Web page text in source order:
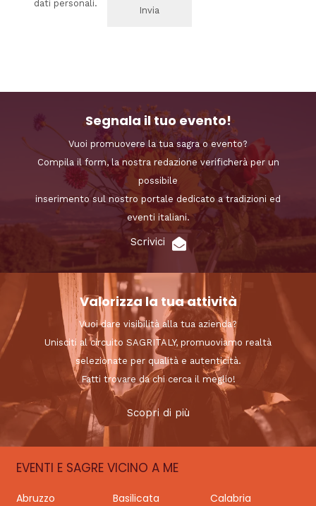
dati personali.
Segnala il tuo evento!
Vuoi promuovere la tua sagra o evento?
Compila il form, la nostra redazione verificherà per un
possibile
inserimento sul nostro portale dedicato a tradizioni ed
eventi italiani.
Scrivici
Valorizza la tua attività
Vuoi dare visibilità alla tua azienda?
Unisciti al circuito SAGRITALY, promuoviamo realtà
selezionate per qualità e autenticità.
Fatti trovare da chi cerca il meglio!
Scopri di più
EVENTI E SAGRE VICINO A ME
Abruzzo Basilicata
Calabria